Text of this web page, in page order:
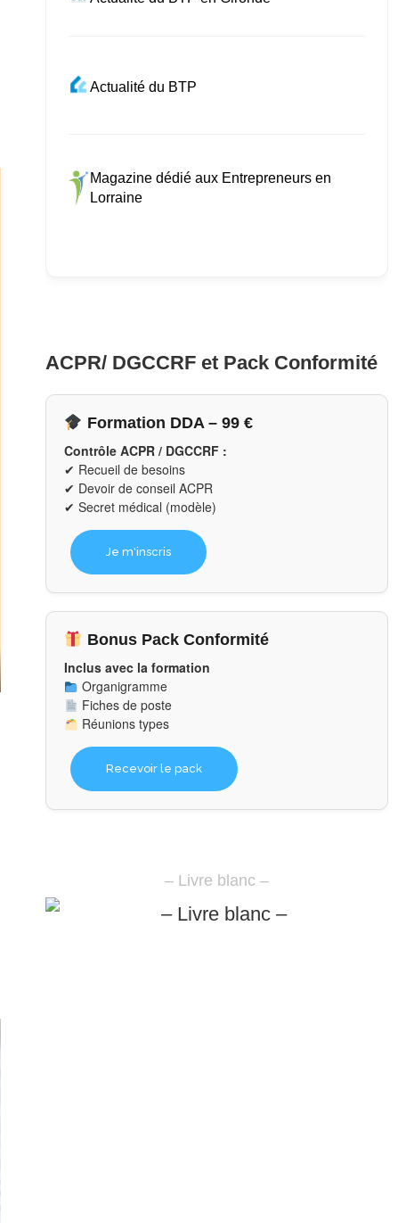
Actualité du BTP
Magazine dédié aux Entrepreneurs en
Lorraine
ACPR/ DGCCRF et Pack Conformité
Formation DDA – 99 €
Contrôle ACPR / DGCCRF :
✔ Recueil de besoins
✔ Devoir de conseil ACPR
✔ Secret médical (modèle)
Je m'inscris
Bonus Pack Conformité
Inclus avec la formation
Organigramme
Fiches de poste
Réunions types
Recevoir le pack
– Livre blanc –